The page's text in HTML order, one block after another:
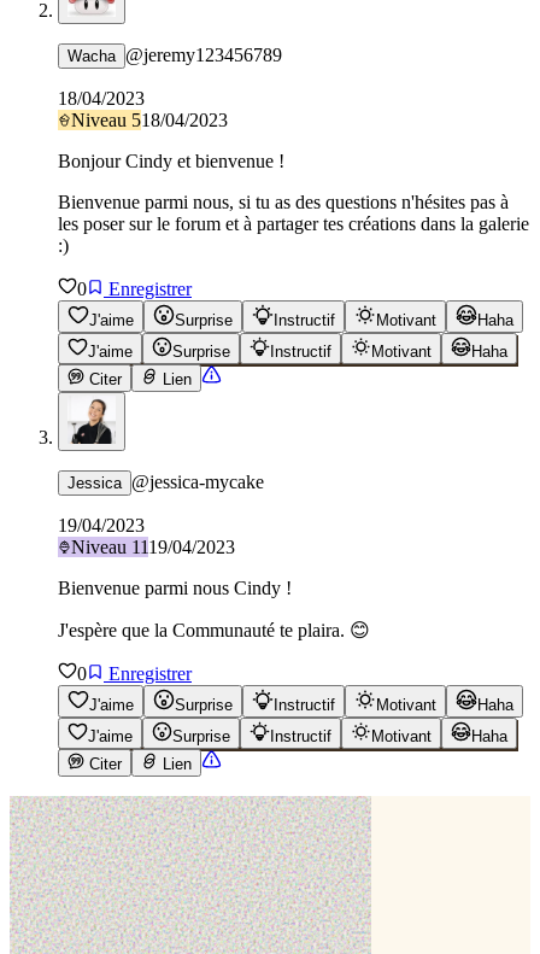
Wacha @jeremy123456789
18/04/2023
Niveau 518/04/2023
Bonjour Cindy et bienvenue !
Bienvenue parmi nous, si tu as des questions n'hésites pas à
les poser sur le forum et à partager tes créations dans la galerie
:)
0 Enregistrer
J'aime Surprise Instructif Motivant
Haha
J'aime
Surprise Instructif Motivant
Haha
Citer
Lien
Jessica @jessica-mycake
19/04/2023
Niveau 1119/04/2023
Bienvenue parmi nous Cindy !
J'espère que la Communauté te plaira. 😊
0 Enregistrer
J'aime Surprise Instructif Motivant
Haha
J'aime
Surprise Instructif Motivant
Haha
Citer
Lien